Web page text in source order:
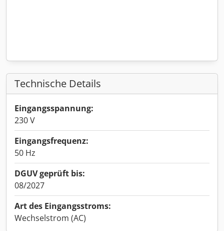
Technische Details
Eingangsspannung:
230 V
Eingangsfrequenz:
50 Hz
DGUV geprüft bis:
08/2027
Art des Eingangsstroms:
Wechselstrom (AC)